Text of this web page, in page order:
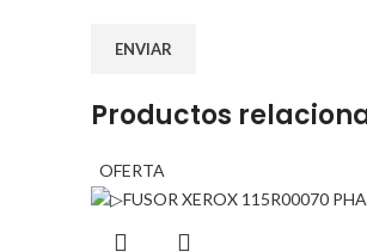
Productos
OFERTA